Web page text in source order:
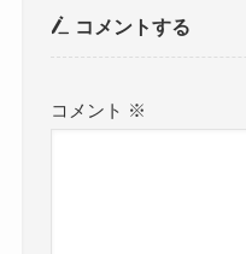
コメントする
コメント ※